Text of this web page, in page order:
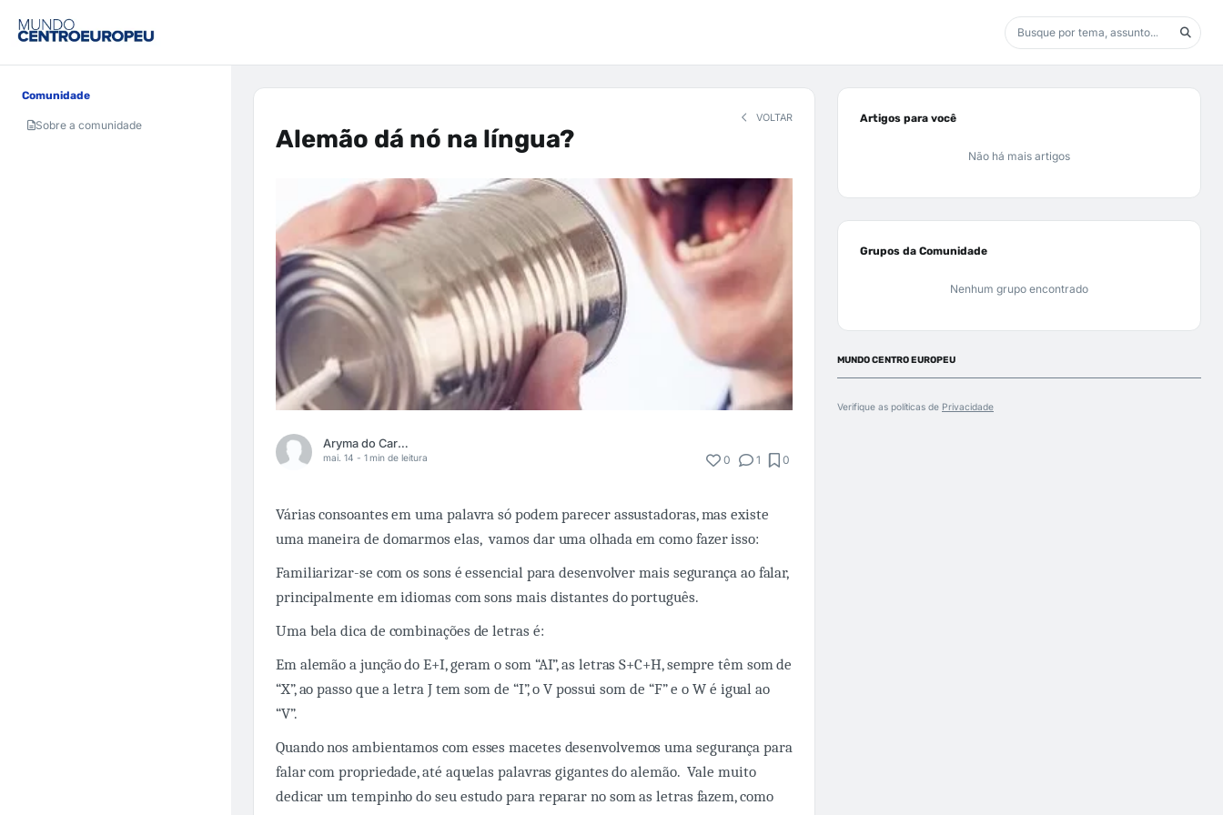
Comunidade
Sobre a comunidade
VOLTAR
Alemão dá nó na língua?
Aryma do Carmo Branco
mai. 14 - 1 min de leitura 0 1 0
Várias consoantes em uma palavra só podem parecer assustadoras, mas existe
uma maneira de domarmos elas, vamos dar uma olhada em como fazer isso:
Familiarizar-se com os sons é essencial para desenvolver mais segurança ao falar,
principalmente em idiomas com sons mais distantes do português.
Uma bela dica de combinações de letras é:
Em alemão a junção do E+I, geram o som “AI”, as letras S+C+H, sempre têm som de
“X”, ao passo que a letra J tem som de “I”, o V possui som de “F” e o W é igual ao
“V”.
Quando nos ambientamos com esses macetes desenvolvemos uma segurança para
falar com propriedade, até aquelas palavras gigantes do alemão. Vale muito
dedicar um tempinho do seu estudo para reparar no som as letras fazem, como
Artigos para você
Não há mais artigos
Grupos da Comunidade
Nenhum grupo encontrado
MUNDO CENTRO EUROPEU
Verifique as políticas de Privacidade